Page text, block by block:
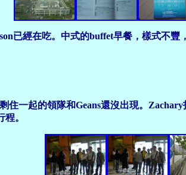
已經在吃。中式的buffet早餐，樣式不
一起的領隊和Geans還沒出現。
。